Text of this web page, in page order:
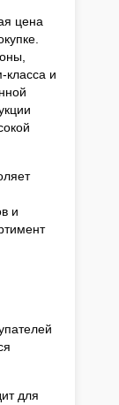
цена
класса и
и
для